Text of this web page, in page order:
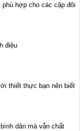
hợp cho các cặp đôi
điệu
thiết thực bạn nên biết
dân mà vẫn chất